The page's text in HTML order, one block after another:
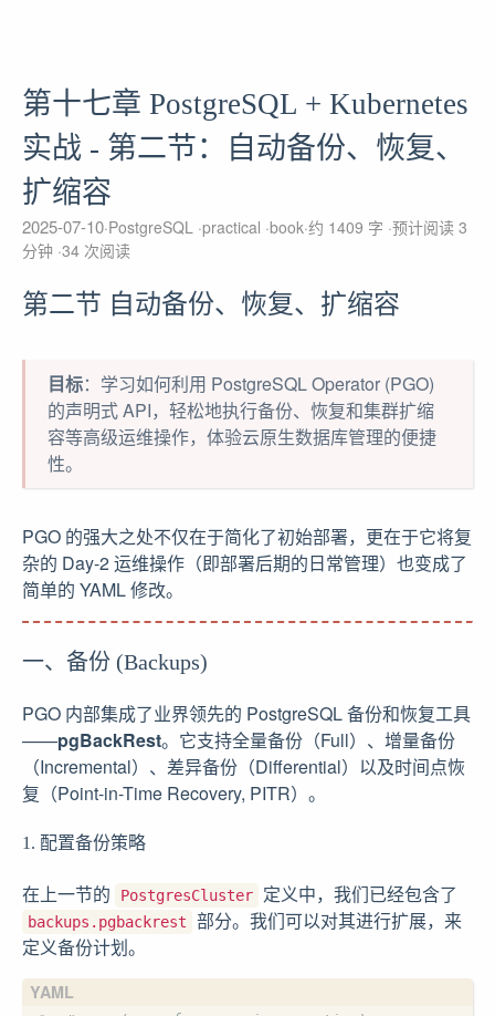
第十七章 PostgreSQL + Kubernetes
实战 - 第二节：自动备份、恢复、
扩缩容
2025-07-10 PostgreSQL practical book 约 1409 字 预计阅读 3
分钟 34 次阅读
第二节 自动备份、恢复、扩缩容
目标：学习如何利用 PostgreSQL Operator (PGO)
的声明式 API，轻松地执行备份、恢复和集群扩缩
容等高级运维操作，体验云原生数据库管理的便捷
性。
PGO 的强大之处不仅在于简化了初始部署，更在于它将复
杂的 Day-2 运维操作（即部署后期的日常管理）也变成了
简单的 YAML 修改。
一、备份 (Backups)
PGO 内部集成了业界领先的 PostgreSQL 备份和恢复工具
——pgBackRest。它支持全量备份（Full）、增量备份
（Incremental）、差异备份（Differential）以及时间点恢
复（Point-in-Time Recovery, PITR）。
1. 配置备份策略
在上一节的 PostgresCluster 定义中，我们已经包含了
backups.pgbackrest
部分。我们可以对其进行扩展，来
定义备份计划。